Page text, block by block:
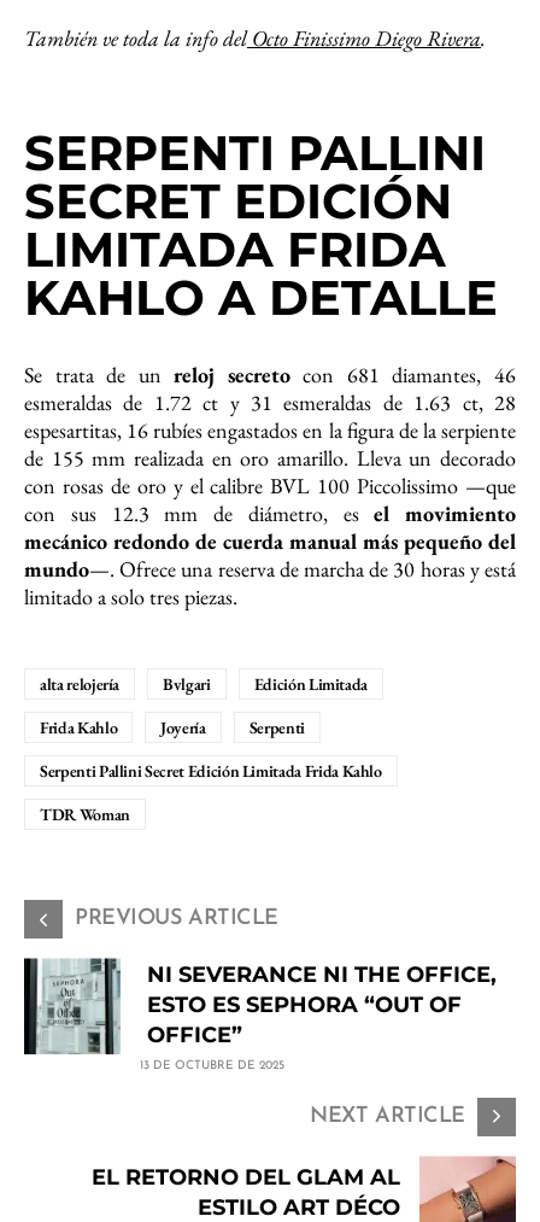
También ve toda la info delOcto Finissimo Diego Rivera.
SERPENTI PALLINI
SECRET EDICIÓN
LIMITADA FRIDA
KAHLO A DETALLE
Se trata de unreloj secretocon 681 diamantes, 46
esmeraldas de 1.72 ct y 31 esmeraldas de 1.63 ct, 28
espesartitas, 16 rubíes engastados en la figura de la serpiente
de 155 mm realizada en oro amarillo. Lleva un decorado
con rosas de oro y el calibre BVL 100 Piccolissimo —que
con sus 12.3 mm de diámetro, esel movimiento
mecánico redondo de cuerda manual más pequeño del
mundo—. Ofrece una reserva de marcha de 30 horas y está
limitado a solo tres piezas.
alta relojería Bvlgari
Edición Limitada
Frida Kahlo
Joyería
Serpenti
Serpenti Pallini Secret Edición Limitada Frida Kahlo
TDR Woman
PREVIOUS ARTICLE
NI SEVERANCE NI THE OFFICE,
ESTO ES SEPHORA “OUT OF
OFFICE”
13 DE OCTUBRE DE 2025
NEXT ARTICLE
EL RETORNO DEL GLAM AL
ESTILO ART DÉCO